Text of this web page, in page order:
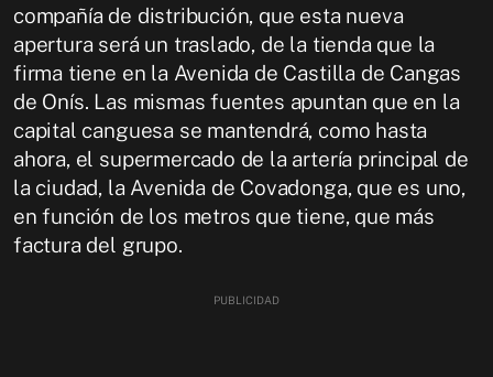
compañía de distribución, que esta nueva
apertura será un traslado, de la tienda que la
firma tiene en la Avenida de Castilla de Cangas
de Onís. Las mismas fuentes apuntan que en la
capital canguesa se mantendrá, como hasta
ahora, el supermercado de la artería principal de
la ciudad, la Avenida de Covadonga, que es uno,
en función de los metros que tiene, que más
factura del grupo.